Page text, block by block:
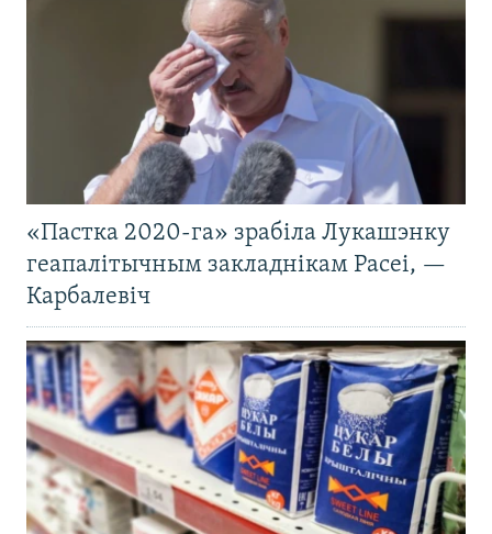
«Пастка 2020-га» зрабіла Лукашэнку
геапалітычным закладнікам Расеі, —
Карбалевіч